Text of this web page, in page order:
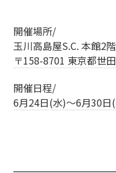
開催場所/
玉川高島屋S.C. 本館2
〒158-8701 東京都世
開催日程/
6月24日(水)～6月30日